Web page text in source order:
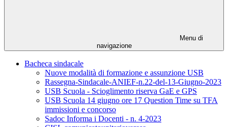
Menu di
navigazione
Bacheca sindacale
Nuove modalità di formazione e assunzione USB
Rassegna-Sindacale-ANIEF-n.22-del-13-Giugno-2023
USB Scuola - Scioglimento riserva GaE e GPS
USB Scuola 14 giugno ore 17 Question Time su TFA
immissioni e concorso
Sadoc Informa i Docenti - n. 4-2023